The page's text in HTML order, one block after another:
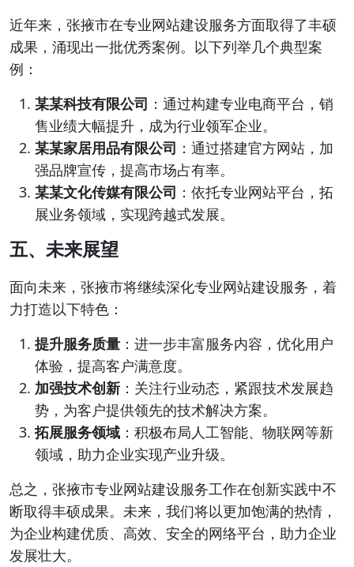
近年来，张掖市在专业网站建设服务方面取得了丰硕
成果，涌现出一批优秀案例。以下列举几个典型案
例：
某某科技有限公司 ：通过构建专业电商平台，销
售业绩大幅提升，成为行业领军企业。
某某家居用品有限公司 ：通过搭建官方网站，加
强品牌宣传，提高市场占有率。
某某文化传媒有限公司 ：依托专业网站平台，拓
展业务领域，实现跨越式发展。
五、未来展望
面向未来，张掖市将继续深化专业网站建设服务，着
力打造以下特色：
提升服务质量 ：进一步丰富服务内容，优化用户
体验，提高客户满意度。
加强技术创新 ：关注行业动态，紧跟技术发展趋
势，为客户提供领先的技术解决方案。
拓展服务领域 ：积极布局人工智能、物联网等新
领域，助力企业实现产业升级。
总之，张掖市专业网站建设服务工作在创新实践中不
断取得丰硕成果。未来，我们将以更加饱满的热情，
为企业构建优质、高效、安全的网络平台，助力企业
发展壮大。